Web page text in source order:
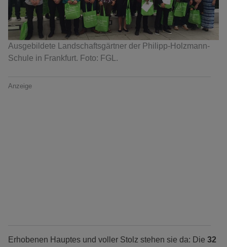
Ausgebildete Landschaftsgärtner der Philipp-Holzmann-
Schule in Frankfurt. Foto: FGL.
Anzeige
Erhobenen Hauptes und voller Stolz stehen sie da: Die 32